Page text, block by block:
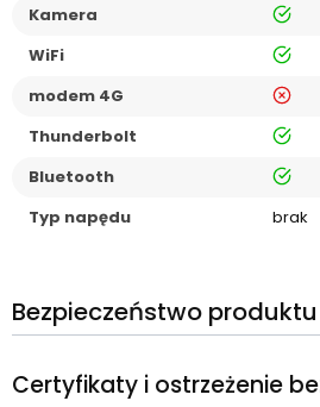
Kamera
tak
WiFi
tak
modem 4G
nie
Thunderbolt
tak
Bluetooth
tak
Typ napędu
brak
Bezpieczeństwo produktu
Certyfikaty i ostrzeżenie